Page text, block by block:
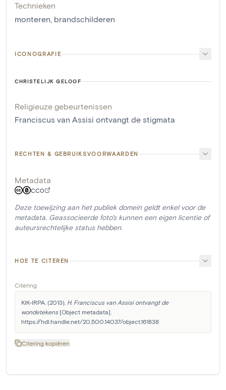
Technieken
monteren, brandschilderen
ICONOGRAFIE
CHRISTELIJK GELOOF
Religieuze gebeurtenissen
Franciscus van Assisi ontvangt de stigmata
RECHTEN & GEBRUIKSVOORWAARDEN
Metadata
CC0
Deze toewijzing aan het publiek domein geldt enkel voor de
metadata. Geassocieerde foto's kunnen een eigen licentie of
auteursrechtelijke status hebben.
HOE TE CITEREN
Citering
KIK-IRPA. (2013). H. Franciscus van Assisi ontvangt de
wondetekens [Object metadata].
https://hdl.handle.net/20.500.14037/object.161838
Citering kopiëren